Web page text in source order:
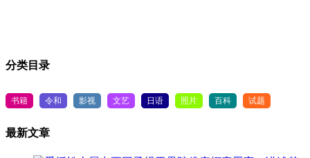
分类目录
书籍 令和 影视 文艺 日语 照片 百科 试题
最新文章